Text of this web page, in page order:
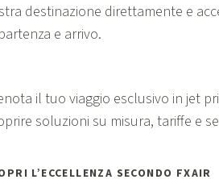
destinazione direttamente e
e arrivo.
il tuo viaggio esclusivo in jet
soluzioni su misura, tariffe e
L’ECCELLENZA SECONDO FXAIR